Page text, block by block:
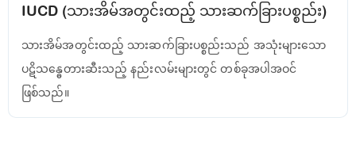
IUCD (သားအိမ်အတွင်းထည့် သားဆက်ခြားပစ္စည်း)
သားအိမ်အတွင်းထည့် သားဆက်ခြားပစ္စည်းသည် အသုံးများသော
ပဋိသန္ဓေတားဆီးသည့် နည်းလမ်းများတွင် တစ်ခုအပါအဝင်
ဖြစ်သည်။